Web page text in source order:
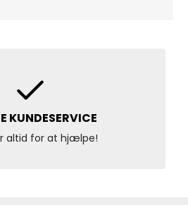
KUNDESERVICE
altid for at hjælpe!